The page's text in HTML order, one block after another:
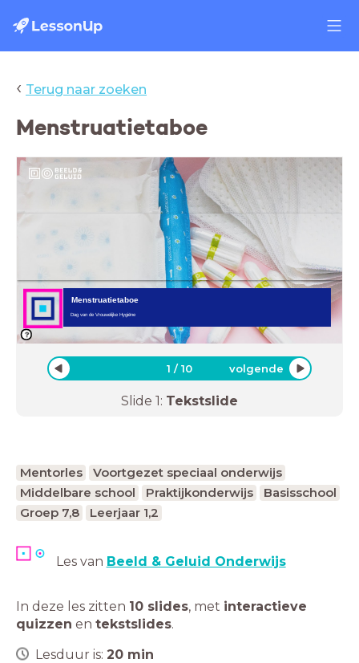
‹ Terug naar zoeken
Menstruatietaboe
media, onderwijs, educatie, instructie,
introductie, wat is, hoe werkt het, lesvideo,
lesstarter, interactieve les
Menstruatietaboe
Dag van de Vrouwelijke Hygiëne
1 /10 volgende
Slide 1: Tekstslide
Mentorles
Voortgezet speciaal onderwijs
Middelbare school
Praktijkonderwijs
Basisschool
Groep 7,8
Leerjaar 1,2
Les van Beeld & Geluid Onderwijs
In deze les zitten 10 slides, met interactieve
quizzen en tekstslides.
Lesduur is: 20 min